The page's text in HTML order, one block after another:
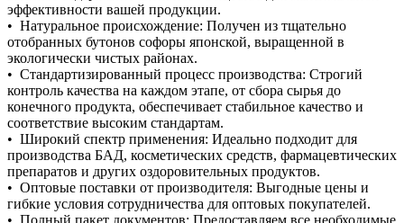
эффективности вашей продукции.
• Натуральное происхождение: Получен из тщательно
отобранных бутонов софоры японской, выращенной в
экологически чистых районах.
• Стандартизированный процесс производства: Строгий
контроль качества на каждом этапе, от сбора сырья до
конечного продукта, обеспечивает стабильное качество и
соответствие высоким стандартам.
• Широкий спектр применения: Идеально подходит для
производства БАД, косметических средств, фармацевтических
препаратов и других оздоровительных продуктов.
• Оптовые поставки от производителя: Выгодные цены и
гибкие условия сотрудничества для оптовых покупателей.
• Полный пакет документов: Предоставляем все необходимые